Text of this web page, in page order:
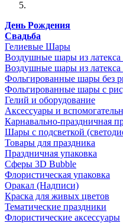
День Рождения
Свадьба
Гелиевые Шары
Воздушные шары из латекса
Воздушные шары из латекса
Фольгированные шары без
Фольгированные шары с
Гелий и оборудование
Аксессуары и
Карнавально-праздничная
Шары с подсветкой
Товары для праздника
Праздничная упаковка
Сферы 3D Bubble
Флористическая упаковка
Оракал (Надписи)
Краска для живых цветов
Тематические праздники
Флористические аксессуары